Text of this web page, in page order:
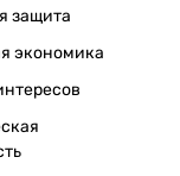
защита
экономика